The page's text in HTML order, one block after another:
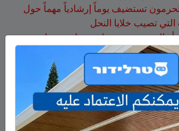
تستضيف يوماً إرشادياً مهماً حول
التي تصيب خلايا النحل
أو الزوجة مجرد سلعة نتخلص منها بعد
والعديد من طائرات إطفاء الحرائق لإخماد
قنية – فيديو
التعليقات